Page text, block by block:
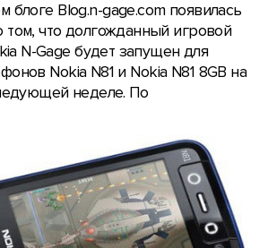
блоге Blog.n-gage.com появилась
что долгожданный игровой
N-Gage будет запущен для
Nokia N81 и Nokia N81 8GB на
неделе. По